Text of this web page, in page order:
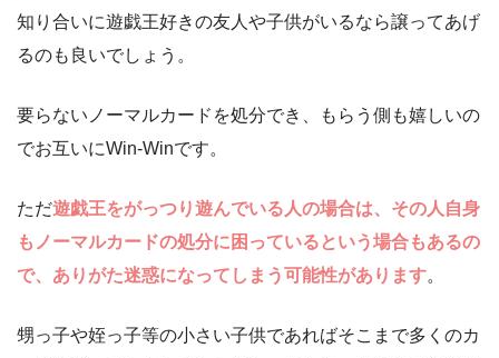
知り合いに遊戯王好きの友人や子供がいるなら譲ってあげ
るのも良いでしょう。
要らないノーマルカードを処分でき、もらう側も嬉しいの
でお互いにWin-Winです。
ただ遊戯王をがっつり遊んでいる人の場合は、その人自身
もノーマルカードの処分に困っているという場合もあるの
で、ありがた迷惑になってしまう可能性があります。
甥っ子や姪っ子等の小さい子供であればそこまで多くのカ